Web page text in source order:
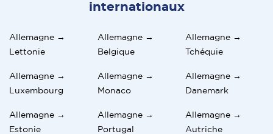
internationaux
Allemagne →
Lettonie
Allemagne →
Belgique
Allemagne →
Tchéquie
Allemagne →
Luxembourg
Allemagne →
Monaco
Allemagne →
Danemark
Allemagne →
Estonie
Allemagne →
Portugal
Allemagne →
Autriche